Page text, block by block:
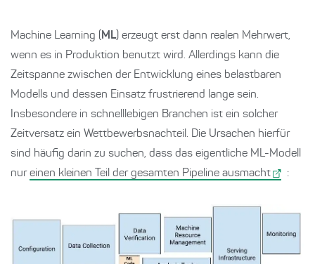
Machine Learning (ML) erzeugt erst dann realen Mehrwert,
wenn es in Produktion benutzt wird. Allerdings kann die
Zeitspanne zwischen der Entwicklung eines belastbaren
Modells und dessen Einsatz frustrierend lange sein.
Insbesondere in schnelllebigen Branchen ist ein solcher
Zeitversatz ein Wettbewerbsnachteil. Die Ursachen hierfür
sind häufig darin zu suchen, dass das eigentliche ML-Modell
nureinen kleinen Teil der gesamten Pipeline ausmacht :